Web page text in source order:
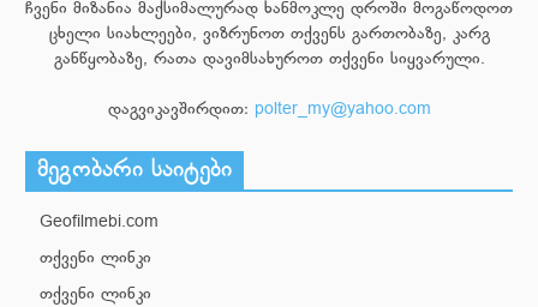
ჩვენი მიზანია მაქსიმალურად ხანმოკლე დროში მოგაწოდოთ
ცხელი სიახლეები, ვიზრუნოთ თქვენს გართობაზე, კარგ
განწყობაზე, რათა დავიმსახუროთ თქვენი სიყვარული.
დაგვიკავშირდით: polter_my@yahoo.com
მეგობარი საიტები
Geofilmebi.com
თქვენი ლინკი
თქვენი ლინკი